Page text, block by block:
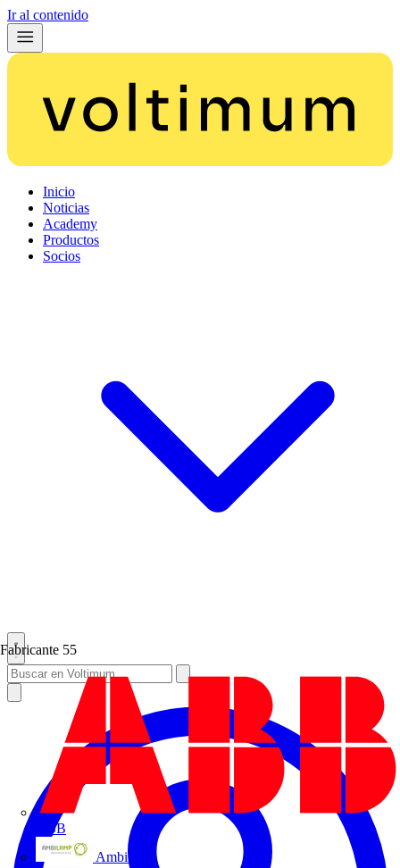
Ir al contenido
Inicio
Noticias
Academy
Productos
Socios
Fabricante 55
ABB
Ambilamp